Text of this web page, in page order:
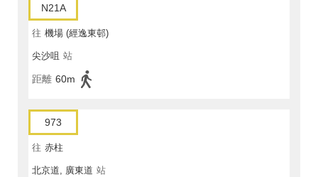
N21A
往 機場 (經逸東邨)
尖沙咀 站
距離 60m
973
往 赤柱
北京道, 廣東道 站